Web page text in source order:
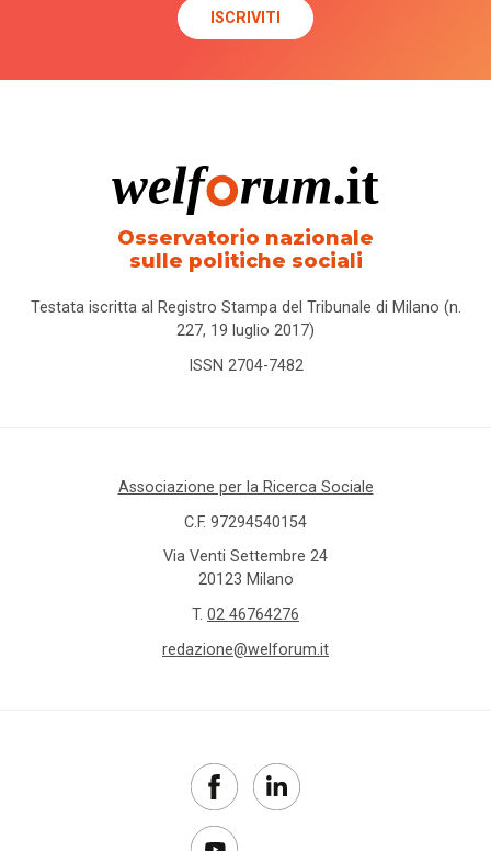
Osservatorio nazionale
sulle politiche sociali
Testata iscritta al Registro Stampa del Tribunale di Milano (n.
227, 19 luglio 2017)
ISSN 2704-7482
Associazione per la Ricerca Sociale
C.F. 97294540154
Via Venti Settembre 24
20123 Milano
T. 02 46764276
redazione@welforum.it